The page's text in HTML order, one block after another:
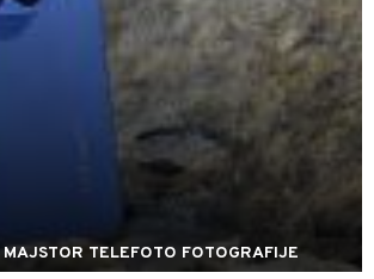
TELEFOTO FOTOGRAFIJE